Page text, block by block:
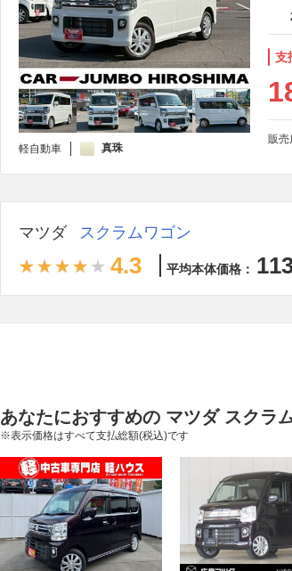
軽自動車 真珠
支
販売
マツダ スクラムワゴン
4.3 平均本体価格：
あなたにおすすめの マツダ スクラ
※表示価格はすべて支払総額(税込)です